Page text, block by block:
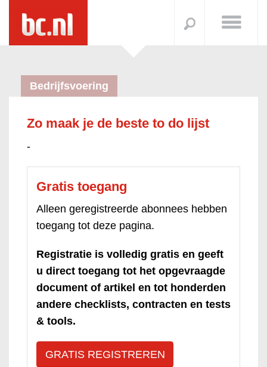
Bedrijfsvoering
Zo maak je de beste to do lijst
-
Gratis toegang
Alleen geregistreerde abonnees hebben
toegang tot deze pagina.
Registratie is volledig gratis en geeft
u direct toegang tot het opgevraagde
document of artikel en tot honderden
andere checklists, contracten en tests
& tools.
GRATIS REGISTREREN